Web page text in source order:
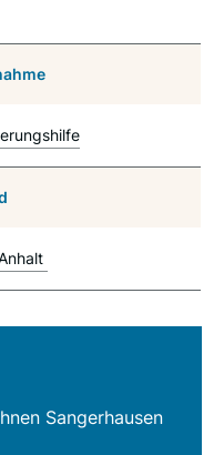
Sangerhausen